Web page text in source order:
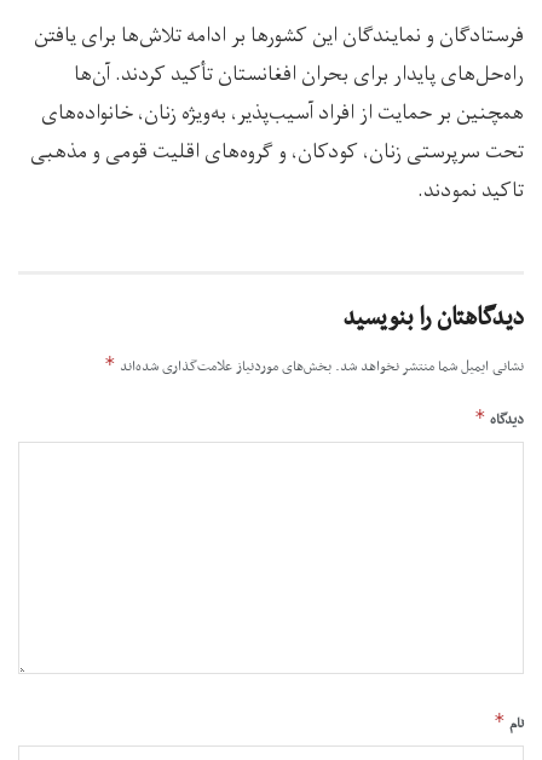
فرستادگان و نمایندگان این کشورها بر ادامه تلاش‌ها برای یافتن
راه‌حل‌های پایدار برای بحران افغانستان تأکید کردند. آن‌ها
همچنین بر حمایت از افراد آسیب‌پذیر، به‌ویژه زنان، خانواده‌های
تحت سرپرستی زنان، کودکان، و گروه‌های اقلیت قومی و مذهبی
تاکید نمودند.
دیدگاهتان را بنویسید
نشانی ایمیل شما منتشر نخواهد شد. بخش‌های موردنیاز علامت‌گذاری شده‌اند *
دیدگاه *
نام *